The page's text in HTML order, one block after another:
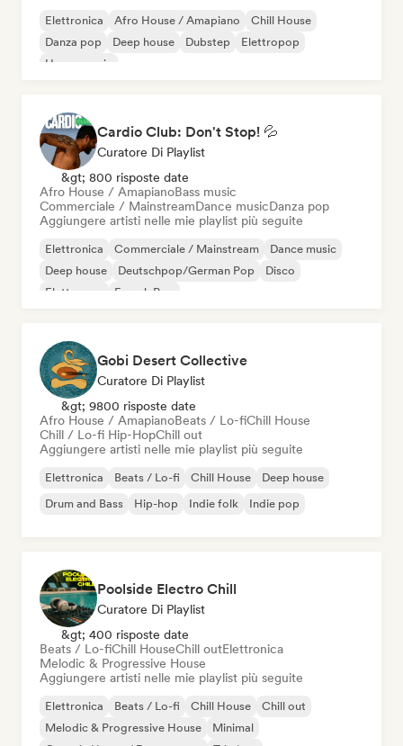
Elettronica Afro House / Amapiano
Chill House
Danza pop
Deep house Dubstep
Elettropop
House music
Cardio Club: Don't Stop! 💦
Curatore Di Playlist
&gt; 800 risposte date
Afro House / AmapianoBass music
Commerciale / MainstreamDance musicDanza pop
Aggiungere artisti nelle mie playlist più seguite
Elettronica Commerciale / Mainstream
Dance music
Deep house
Deutschpop/German Pop
Disco
Elettropop
French Pop
Gobi Desert Collective
Curatore Di Playlist
&gt; 9800 risposte date
Afro House / AmapianoBeats / Lo-fiChill House
Chill / Lo-fi Hip-HopChill out
Aggiungere artisti nelle mie playlist più seguite
Elettronica Beats / Lo-fi Chill House
Deep house
Drum and Bass
Hip-hop Indie folk Indie pop
Poolside Electro Chill
Curatore Di Playlist
&gt; 400 risposte date
Beats / Lo-fiChill HouseChill outElettronica
Melodic & Progressive House
Aggiungere artisti nelle mie playlist più seguite
Elettronica Beats / Lo-fi Chill House
Chill out
Melodic & Progressive House
Minimal